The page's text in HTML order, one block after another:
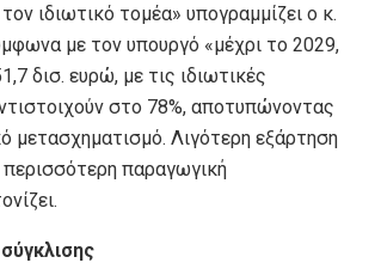
ιδιωτικό τομέα» υπογραμμίζει ο κ.
με τον υπουργό «μέχρι το 2029,
δισ. ευρώ, με τις ιδιωτικές
στο 78%, αποτυπώνοντας
μετασχηματισμό. Λιγότερη εξάρτηση
παραγωγική